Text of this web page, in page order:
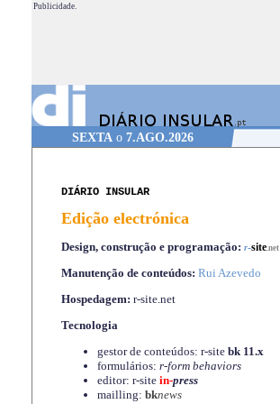
Publicidade.
SEXTAo 7.AGO.2026
DIÁRIO INSULAR
Edição electrónica
Design, construção e programação: r-site.net
Manutenção de conteúdos: Rui Azevedo
Hospedagem: r-site.net
Tecnologia
gestor de conteúdos: r-site bk 11.x
formulários: r-form behaviors
editor: r-site in-press
mailling: bknews